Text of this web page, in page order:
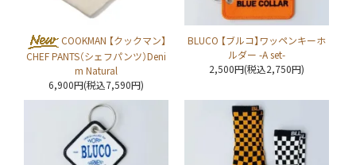
COOKMAN 【クックマン】
CHEF PANTS（シェフパンツ）Deni
m Natural
6,900円(税込7,590円)
BLUCO 【ブルコ】ワッペンキーホ
ルダー -A set-
2,500円(税込2,750円)